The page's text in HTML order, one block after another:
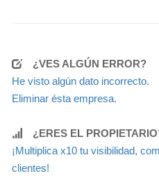
¿VES ALGÚN ERROR?
He visto algún dato incorrecto.
Eliminar ésta empresa.
¿ERES EL
¡Multiplica x10 tu visibilidad,
clientes!